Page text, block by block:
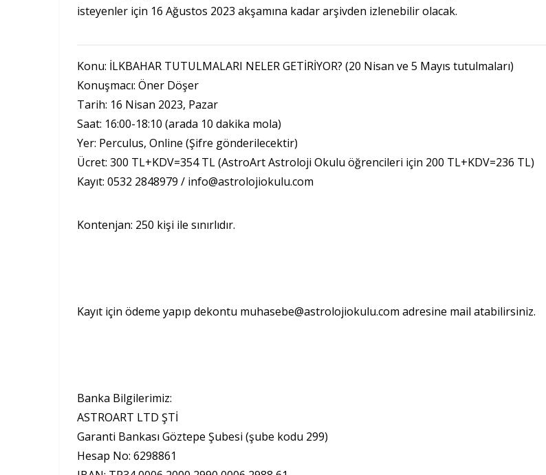
isteyenler için 16 Ağustos 2023 akşamına kadar arşivden izlenebilir olacak.
Konu: İLKBAHAR TUTULMALARI NELER GETİRİYOR? (20 Nisan ve 5 Mayıs tutulmaları)
Konuşmacı: Öner Döşer
Tarih: 16 Nisan 2023, Pazar
Saat: 16:00-18:10 (arada 10 dakika mola)
Yer: Perculus, Online (Şifre gönderilecektir)
Ücret: 300 TL+KDV=354 TL (AstroArt Astroloji Okulu öğrencileri için 200 TL+KDV=236 TL)
Kayıt: 0532 2848979 / info@astrolojiokulu.com
Kontenjan: 250 kişi ile sınırlıdır.
Kayıt için ödeme yapıp dekontu muhasebe@astrolojiokulu.com adresine mail atabilirsiniz.
Banka Bilgilerimiz:
ASTROART LTD ŞTİ
Garanti Bankası Göztepe Şubesi (şube kodu 299)
Hesap No: 6298861